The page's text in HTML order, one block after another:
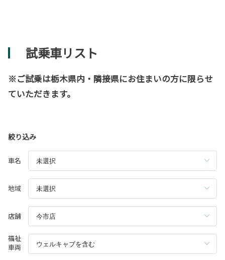
試乗車リスト
※ご試乗は栃木県内・隣接県にお住まいの方に限らせ
ていただきます。
絞り込み
車名
地域
店舗
福祉
車両